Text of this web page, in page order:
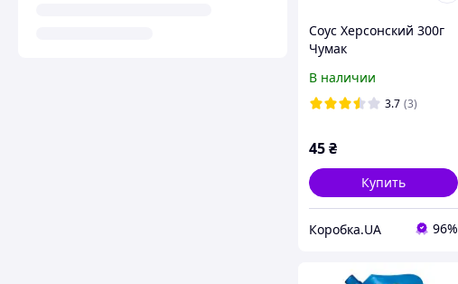
Соус Херсонский 300г
Чумак
В наличии
3.7 (3)
45₴
Купить
Коробка.UA 96%